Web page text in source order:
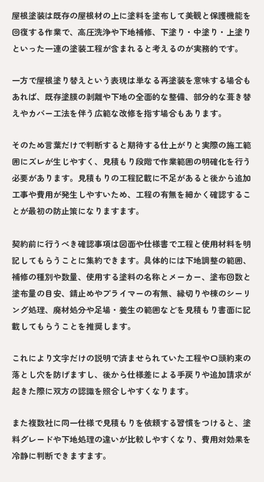
屋根塗装は既存の屋根材の上に塗料を塗布して美観と保護機能を
回復する作業で、高圧洗浄や下地補修、下塗り・中塗り・上塗り
といった一連の塗装工程が含まれると考えるのが実務的です。
一方で屋根塗り替えという表現は単なる再塗装を意味する場合も
あれば、既存塗膜の剥離や下地の全面的な整備、部分的な葺き替
えやカバー工法を伴う広範な改修を指す場合もあります。
そのため言葉だけで判断すると期待する仕上がりと実際の施工範
囲にズレが生じやすく、見積もり段階で作業範囲の明確化を行う
必要があります。見積もりの工程記載に不足があると後から追加
工事や費用が発生しやすいため、工程の有無を細かく確認するこ
とが最初の防止策になりますます。
契約前に行うべき確認事項は図面や仕様書で工程と使用材料を明
記してもらうことに集約できます。具体的には下地調整の範囲、
補修の種別や数量、使用する塗料の名称とメーカー、塗布回数と
塗布量の目安、錆止めやプライマーの有無、縁切りや棟のシーリ
ング処理、廃材処分や足場・養生の範囲などを見積もり書面に記
載してもらうことを推奨します。
これにより文字だけの説明で済ませられていた工程や口頭約束の
落とし穴を防げますし、後から仕様差による手戻りや追加請求が
起きた際に双方の認識を照合しやすくなります。
また複数社に同一仕様で見積もりを依頼する習慣をつけると、塗
料グレードや下地処理の違いが比較しやすくなり、費用対効果を
冷静に判断できますます。